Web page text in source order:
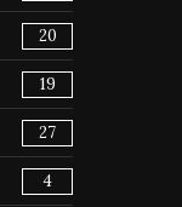
20
19
27
4